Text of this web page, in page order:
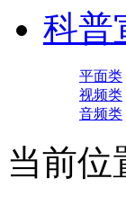
科普
平面类
视频类
音频类
当前位